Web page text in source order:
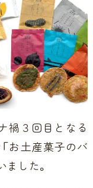
禍３回目となる
お土産菓子のバ
ました。